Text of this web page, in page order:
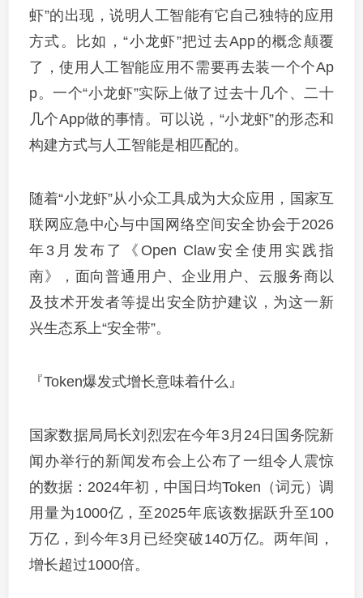
虾”的出现，说明人工智能有它自己独特的应用
方式。比如，“小龙虾”把过去App的概念颠覆
了，使用人工智能应用不需要再去装一个个Ap
p。一个“小龙虾”实际上做了过去十几个、二十
几个App做的事情。可以说，“小龙虾”的形态和
构建方式与人工智能是相匹配的。
随着“小龙虾”从小众工具成为大众应用，国家互
联网应急中心与中国网络空间安全协会于2026
年3月发布了《Open Claw安全使用实践指
南》，面向普通用户、企业用户、云服务商以
及技术开发者等提出安全防护建议，为这一新
兴生态系上“安全带”。
『Token爆发式增长意味着什么』
国家数据局局长刘烈宏在今年3月24日国务院新
闻办举行的新闻发布会上公布了一组令人震惊
的数据：2024年初，中国日均Token（词元）调
用量为1000亿，至2025年底该数据跃升至100
万亿，到今年3月已经突破140万亿。两年间，
增长超过1000倍。